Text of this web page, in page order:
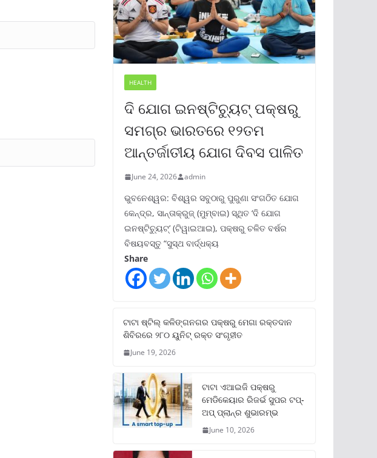
HEALTH
ଦି ଯୋଗ ଇନଷ୍ଟିଚ୍ୟୁଟ୍ ପକ୍ଷରୁ
ସମଗ୍ର ଭାରତରେ ୧୨ତମ
ଆନ୍ତର୍ଜାତୀୟ ଯୋଗ ଦିବସ ପାଳିତ
June 24, 2026 admin
ଭୁବନେଶ୍ୱର: ବିଶ୍ୱର ସବୁଠାରୁ ପୁରୁଣା ସଂଗଠିତ ଯୋଗ
କେନ୍ଦ୍ର, ସାନ୍ତାକ୍ରୁଜ୍ (ମୁମ୍ବାଇ) ସ୍ଥିତ ‘ଦି ଯୋଗ
ଇନଷ୍ଟିଚ୍ୟୁଟ୍‌’ (ଟିୱାଇଆଇ), ପକ୍ଷରୁ ଚଳିତ ବର୍ଷର
ବିଷୟବସ୍ତୁ “ସୁସ୍ଥ ବାର୍ଦ୍ଧକ୍ୟ
Share
ଟାଟା ଷ୍ଟିଲ୍‌ କଳିଙ୍ଗନଗର ପକ୍ଷରୁ ମେଗା ରକ୍ତଦାନ
ଶିବିରରେ ୨୮୦ ୟୁନିଟ୍‌ ରକ୍ତ ସଂଗୃହୀତ
June 19, 2026
ଟାଟା ଏଆଇଜି ପକ୍ଷରୁ
ମେଡିକେୟାର ରିଜର୍ଭ ସୁପର ଟପ୍‌-
ଅପ୍ ପ୍ଲାନ୍‌ର ଶୁଭାରମ୍ଭ
June 10, 2026